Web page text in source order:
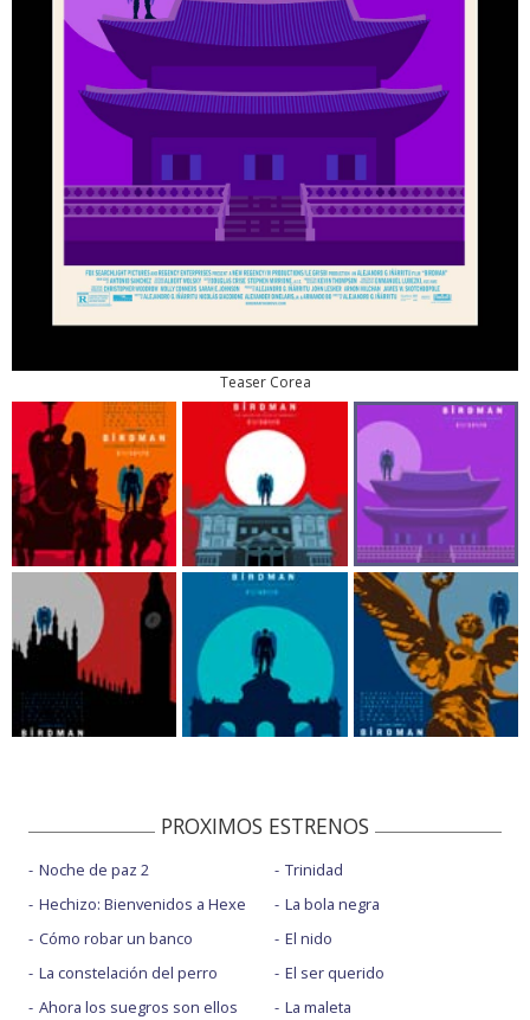
Teaser Corea
PROXIMOS ESTRENOS
Noche de paz 2
Hechizo: Bienvenidos a Hexe
Cómo robar un banco
La constelación del perro
Ahora los suegros son ellos
Trinidad
La bola negra
El nido
El ser querido
La maleta